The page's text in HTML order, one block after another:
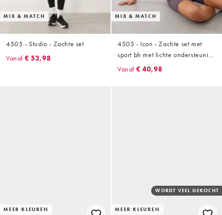
MIX & MATCH
4505 - Studio - Zachte set
Vanaf € 53,98
MIX & MATCH
4505 - Icon - Zachte set met
sport bh met lichte ondersteuning
en legging shorts van 20 cm met
Vanaf € 40,98
MEER KLEUREN MEER KLEUREN
WORDT VEEL GEKOCHT